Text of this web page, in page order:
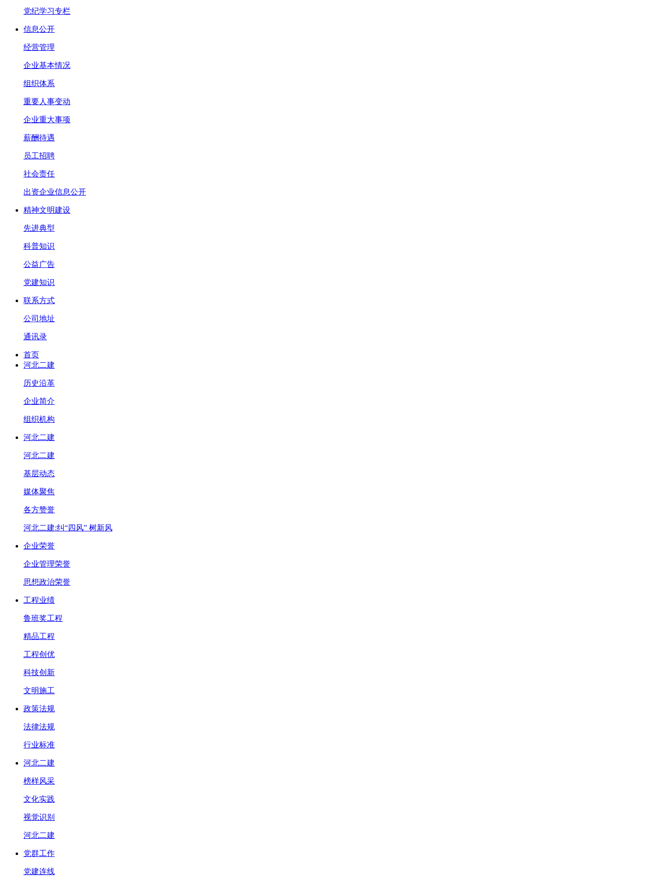
党纪学习专栏
信息公开
经营管理
企业基本情况
组织体系
重要人事变动
企业重大事项
薪酬待遇
员工招聘
社会责任
出资企业信息公开
精神文明建设
先进典型
科普知识
公益广告
党建知识
联系方式
公司地址
通讯录
首页
河北二建
历史沿革
企业简介
组织机构
河北二建
河北二建
基层动态
媒体聚焦
各方赞誉
河北二建:纠“四风” 树新风
企业荣誉
企业管理荣誉
思想政治荣誉
工程业绩
鲁班奖工程
精品工程
工程创优
科技创新
文明施工
政策法规
法律法规
行业标准
河北二建
榜样风采
文化实践
视觉识别
河北二建
党群工作
党建连线